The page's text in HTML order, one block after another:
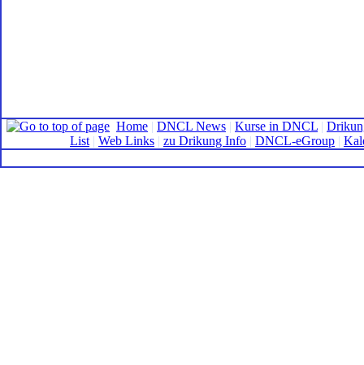
Home | DNCL News | Kurse in DNCL |
List | Web Links | zu Drikung Info | DNCL-eGroup |